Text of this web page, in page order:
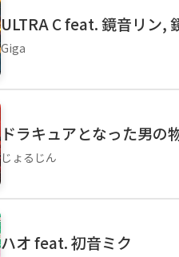
ULTRA C feat. 鏡音リン,
Giga
ドラキュアとなった男の
じょるじん
ハオ feat. 初音ミク